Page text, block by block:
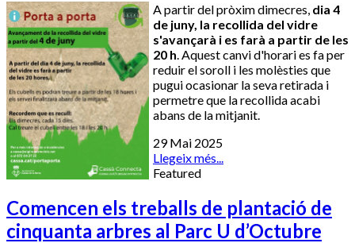
A partir del pròxim dimecres, dia 4
de juny, la recollida del vidre
s'avançarà i es farà a partir de les
20 h . Aquest canvi d'horari es fa per
reduir el soroll i les molèsties que
pugui ocasionar la seva retirada i
permetre que la recollida acabi
abans de la mitjanit.
29 Mai 2025
Llegeix més...
Featured
Comencen els treballs de plantació de
cinquanta arbres al Parc U d’Octubre